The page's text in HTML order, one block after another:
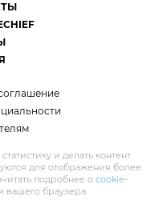
и делать контент
для отображения более
подробнее о cookie-
вашего браузера.